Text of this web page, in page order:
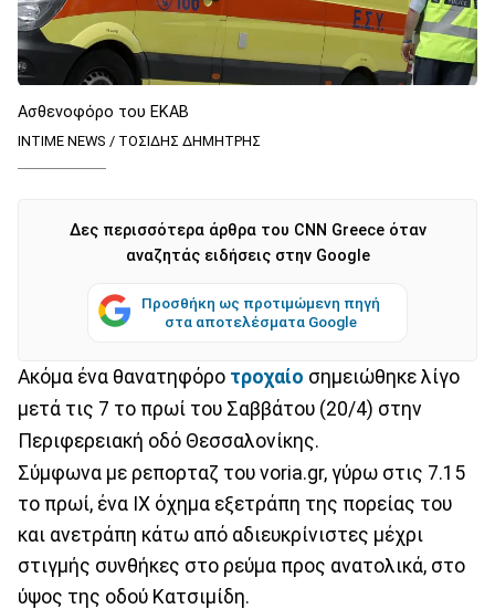
Ασθενοφόρο του ΕΚΑΒ
INTIME NEWS / ΤΟΣΙΔΗΣ ΔΗΜΗΤΡΗΣ
Δες περισσότερα άρθρα του CNN Greece όταν
αναζητάς ειδήσεις στην Google
Προσθήκη ως προτιμώμενη πηγή
στα αποτελέσματα Google
Ακόμα ένα θανατηφόρο τροχαίο σημειώθηκε λίγο
μετά τις 7 το πρωί του Σαββάτου (20/4) στην
Περιφερειακή οδό Θεσσαλονίκης.
Σύμφωνα με ρεπορταζ του voria.gr, γύρω στις 7.15
το πρωί, ένα ΙΧ όχημα εξετράπη της πορείας του
και ανετράπη κάτω από αδιευκρίνιστες μέχρι
στιγμής συνθήκες στο ρεύμα προς ανατολικά, στο
ύψος της οδού Κατσιμίδη.